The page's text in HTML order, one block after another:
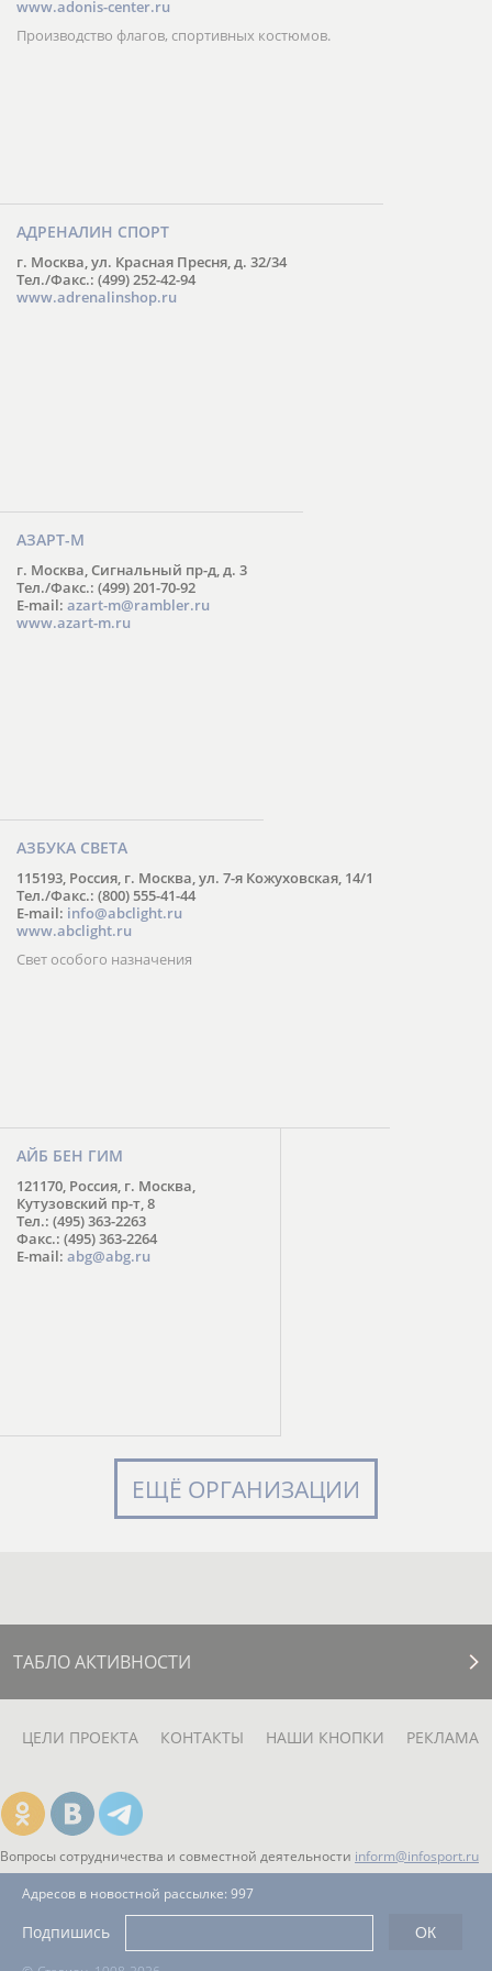
www.adonis-center.ru
Производство флагов, спортивных костюмов.
АДРЕНАЛИН СПОРТ
г. Москва, ул. Красная Пресня, д. 32/34
Тел./Факс.: (499) 252-42-94
www.adrenalinshop.ru
АЗАРТ-М
г. Москва, Сигнальный пр-д, д. 3
Тел./Факс.: (499) 201-70-92
E-mail: azart-m@rambler.ru
www.azart-m.ru
АЗБУКА СВЕТА
115193, Россия, г. Москва, ул. 7-я Кожуховская, 14/1
Тел./Факс.: (800) 555-41-44
E-mail: info@abclight.ru
www.abclight.ru
Свет особого назначения
АЙБ БЕН ГИМ
121170, Россия, г. Москва,
Кутузовский пр-т, 8
Тел.: (495) 363-2263
Факс.: (495) 363-2264
E-mail: abg@abg.ru
ЕЩЁ ОРГАНИЗАЦИИ
ТАБЛО АКТИВНОСТИ
ЦЕЛИ ПРОЕКТА КОНТАКТЫ НАШИ КНОПКИ РЕКЛАМА
Вопросы сотрудничества и совместной деятельности inform@infosport.ru
Адресов в новостной рассылке: 997
Подпишись